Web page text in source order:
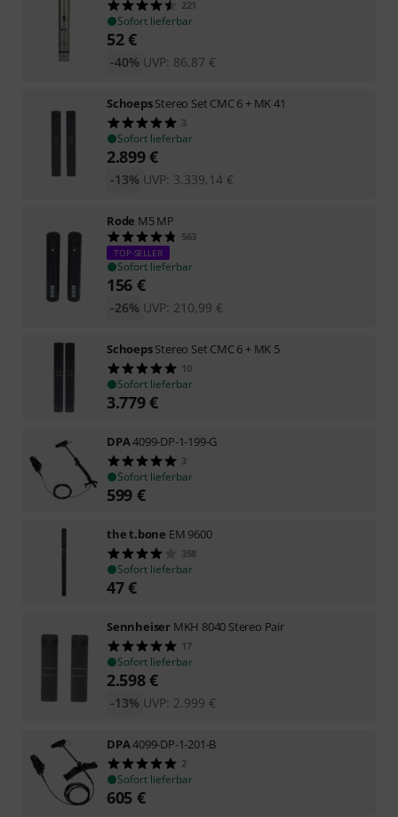
221
Sofort lieferbar
52€
UVP: 86,87 €
-40%
SchoepsStereo Set CMC 6 + MK 41
3
Sofort lieferbar
2.899€
UVP: 3.339,14 €
-13%
Rode M5 MP
563
TOP-SELLER
Sofort lieferbar
156 €
UVP: 210,99 €
-26%
SchoepsStereo Set CMC 6 + MK 5
10
Sofort lieferbar
3.779€
DPA4099-DP-1-199-G
3
Sofort lieferbar
599 €
the t.bone EM 9600
358
Sofort lieferbar
47€
Sennheiser MKH 8040 Stereo Pair
17
Sofort lieferbar
2.598€
UVP: 2.999 €
-13%
DPA4099-DP-1-201-B
2
Sofort lieferbar
605 €